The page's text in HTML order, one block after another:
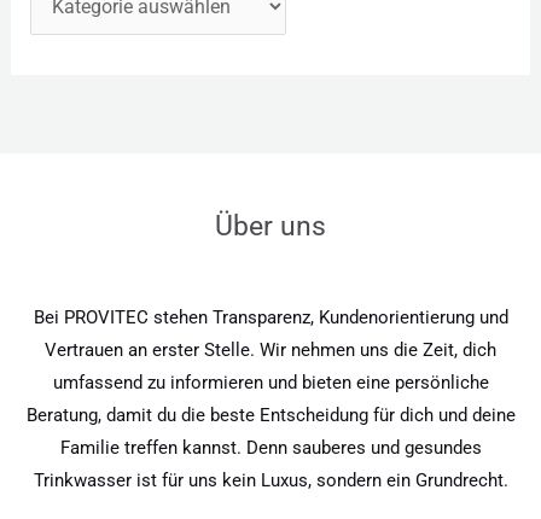
Über uns
Bei PROVITEC stehen Transparenz, Kundenorientierung und
Vertrauen an erster Stelle. Wir nehmen uns die Zeit, dich
umfassend zu informieren und bieten eine persönliche
Beratung, damit du die beste Entscheidung für dich und deine
Familie treffen kannst. Denn sauberes und gesundes
Trinkwasser ist für uns kein Luxus, sondern ein Grundrecht.